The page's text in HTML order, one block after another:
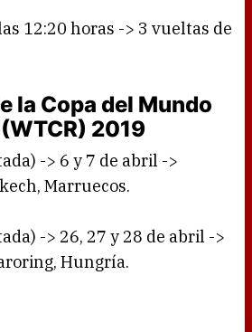
12:20 horas -> 3 vueltas de
la Copa del Mundo
2019
-> 6 y 7 de abril ->
Marruecos.
-> 26, 27 y 28 de abril ->
Hungría.